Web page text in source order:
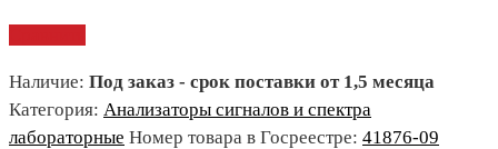
Наличие: Под заказ - срок поставки от 1,5 месяца
Категория: Анализаторы сигналов и спектра
лабораторные Номер товара в Госреестре: 41876-09